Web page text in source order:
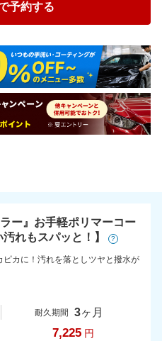
予約する
ー』お手軽ポリマーコー
れもスパッと！】
?
カに！汚れを落としツヤと撥水が
耐久期間 3ヶ月
7,225 円